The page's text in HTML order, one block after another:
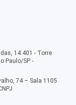
14.401 - Torre
Paulo/SP -
74 – Sala 1105